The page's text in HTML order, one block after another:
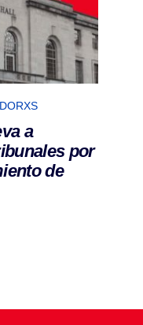
a
por
de